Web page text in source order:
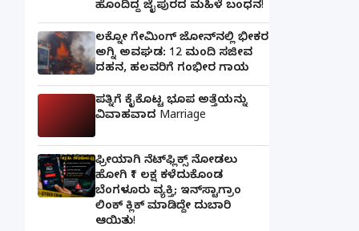
ಹೊಂದಿದ್ದ ಜೈಪುರದ ಮಹಿಳೆ ಬಂಧನ!
ಲಕ್ನೋ ಗೇಮಿಂಗ್ ಜೋನ್‌ನಲ್ಲಿ ಭೀಕರ
ಅಗ್ನಿ ಅವಘಡ: 12 ಮಂದಿ ಸಜೀವ
ದಹನ, ಹಲವರಿಗೆ ಗಂಭೀರ ಗಾಯ
ಪತ್ನಿಗೆ ಕೈಕೊಟ್ಟ ಭೂಪ ಅತ್ತೆಯನ್ನು
ವಿವಾಹವಾದ Marriage
ಫ್ರೀಯಾಗಿ ನೆಟ್‌ಫ್ಲಿಕ್ಸ್ ನೋಡಲು
ಹೋಗಿ ₹1 ಲಕ್ಷ ಕಳೆದುಕೊಂಡ
ಬೆಂಗಳೂರು ವ್ಯಕ್ತಿ; ಇನ್‌ಸ್ಟಾಗ್ರಾಂ
ಲಿಂಕ್ ಕ್ಲಿಕ್ ಮಾಡಿದ್ದೇ ದುಬಾರಿ
ಆಯಿತು!